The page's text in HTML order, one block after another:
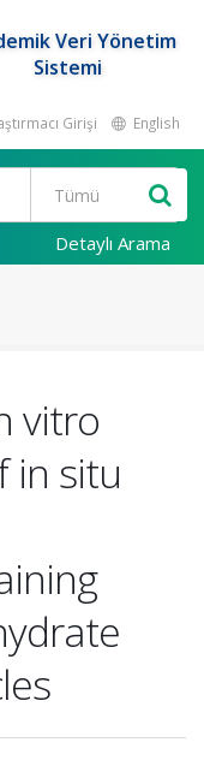
Veri Yönetim
Sistemi
Girişi English
Detaylı Arama
vitro
in situ